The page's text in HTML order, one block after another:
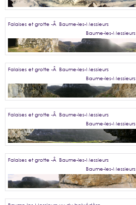
Falaises et grotte -Â Baume-les-Messieurs
Baume-les-Messieurs
Falaises et grotte -Â Baume-les-Messieurs
Baume-les-Messieurs
Falaises et grotte -Â Baume-les-Messieurs
Baume-les-Messieurs
Falaises et grotte -Â Baume-les-Messieurs
Baume-les-Messieurs